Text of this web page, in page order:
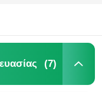
(7)